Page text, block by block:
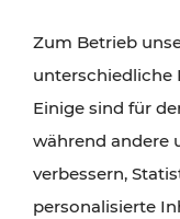
Wanderungen,
Radtouren oder
Attraktionen
Angeboten des
Zum Betrieb
unterschiedliche
Einige sind für
während andere
verbessern,
personalisierte